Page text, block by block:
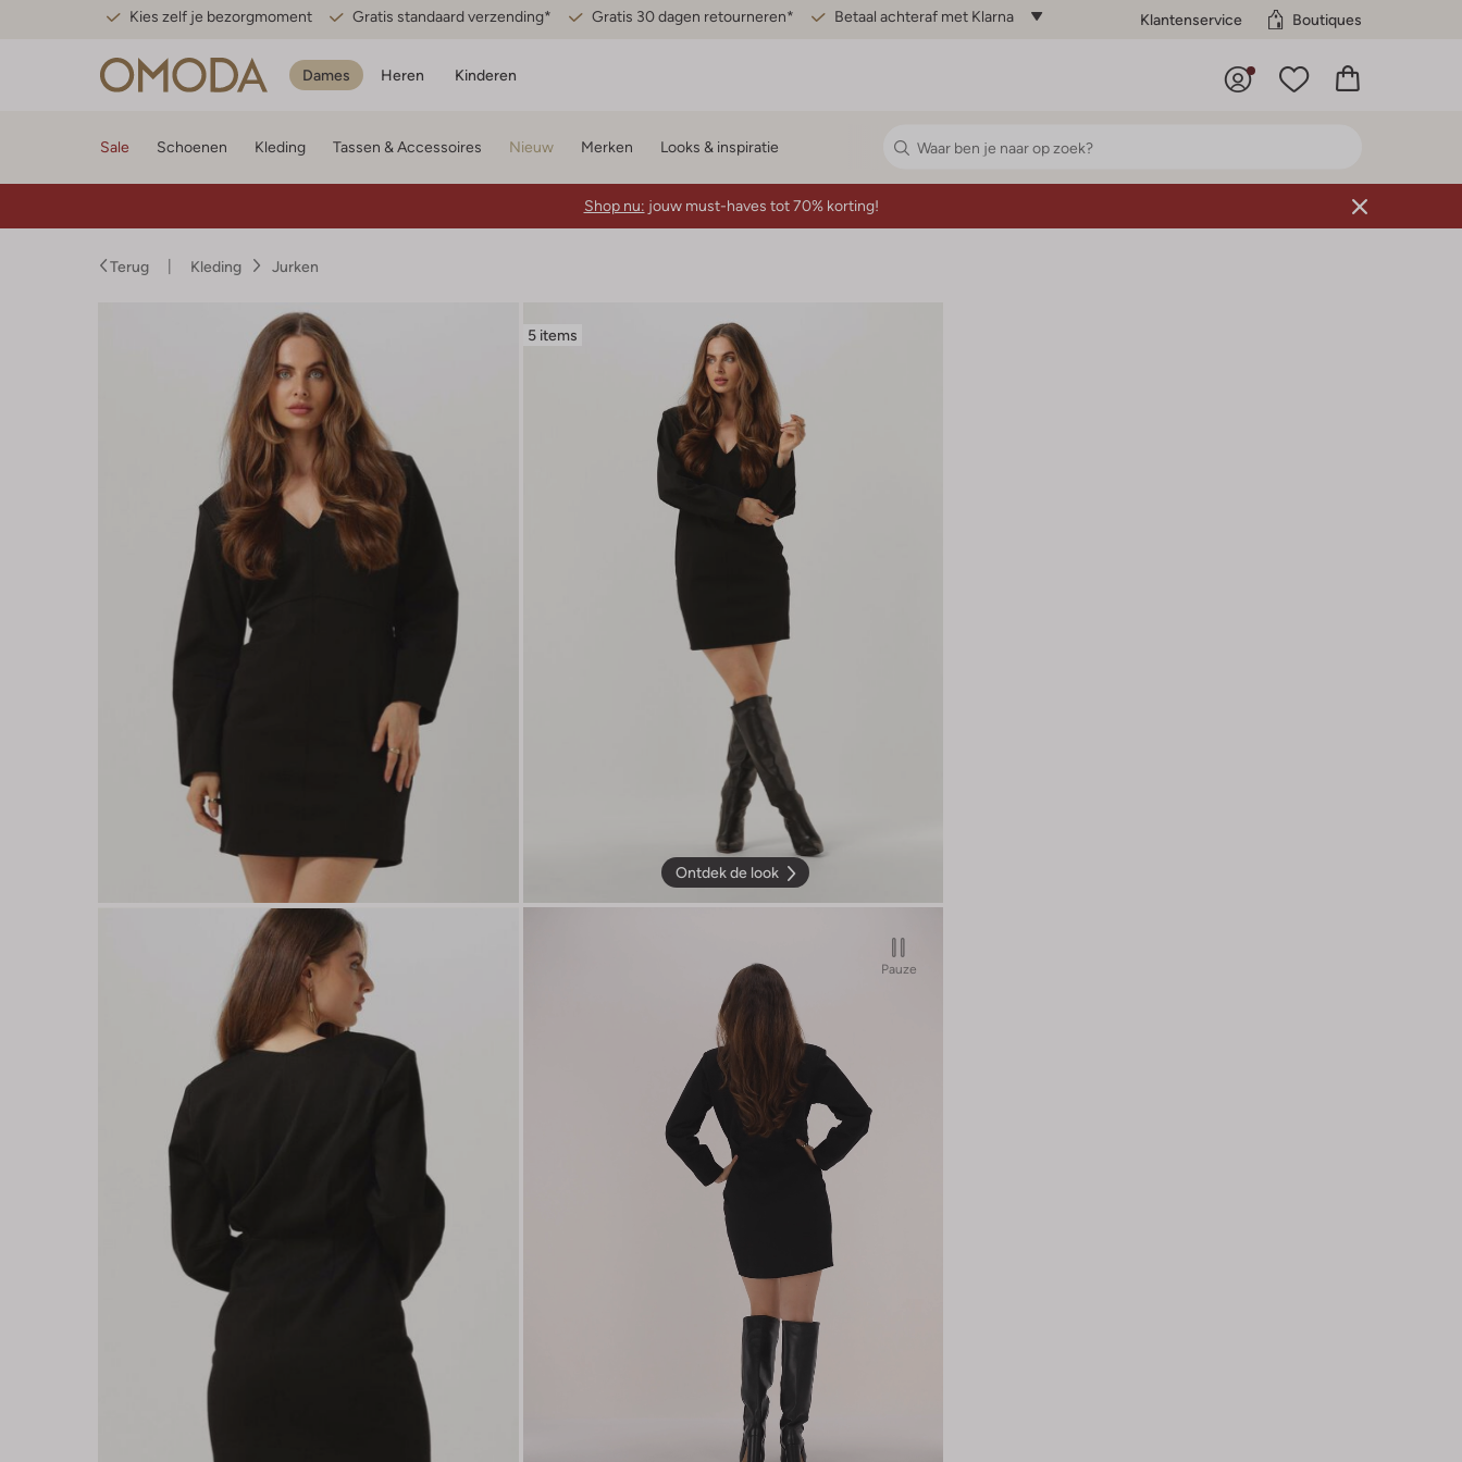
Kies zelf je bezorgmoment Gratis standaard verzending* Gratis 30 dagen retourneren* Betaal achteraf met Klarna Klantenservice Boutiques
Dames Heren Kinderen
Sale Schoenen Kleding Tassen & Accessoires Nieuw Merken Looks & inspiratie
Shop nu: jouw must-haves tot 70% korting!
Terug Kleding Jurken
5 items
Ontdek de look
Pauze